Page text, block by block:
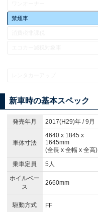
禁煙車
新車時の基本スペック
発売年月 2017(H29)年 / 9月
車体寸法
4640 x 1845 x
1645mm
(全長 x 全幅 x 全高)
乗車定員 5人
ホイルベー
ス
2660mm
駆動方式 FF